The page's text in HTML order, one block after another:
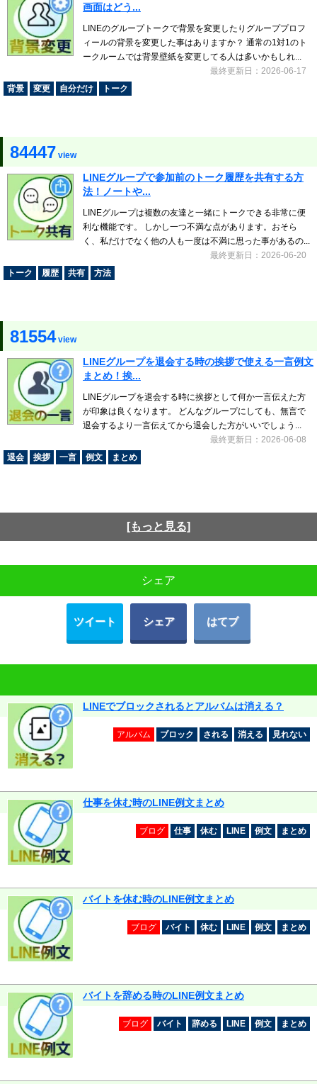
画面はどう...
LINEのグループトークで背景を変更したりグループプロフ
ィールの背景を変更した事はありますか？ 通常の1対1のト
ークルームでは背景壁紙を変更してる人は多いかもしれ...
最終更新日：2026-06-17
背景
変更 自分だけ トーク
84447 view
LINEグループで参加前のトーク履歴を共有する方
法！ノートや...
LINEグループは複数の友達と一緒にトークできる非常に便
利な機能です。 しかし一つ不満な点があります。おそら
く、私だけでなく他の人も一度は不満に思った事があるの...
最終更新日：2026-06-20
トーク
履歴 共有 方法
81554view
LINEグループを退会する時の挨拶で使える一言例文
まとめ！挨...
LINEグループを退会する時に挨拶として何か一言伝えた方
が印象は良くなります。 どんなグループにしても、無言で
退会するより一言伝えてから退会した方がいいでしょう...
最終更新日：2026-06-08
退会
挨拶 一言 例文 まとめ
[もっと見る]
シェア
ツイート シェア はてブ
LINEでブロックされるとアルバムは消える？
アルバム ブロック される 消える 見れない
仕事を休む時のLINE例文まとめ
ブログ 仕事 休む LINE 例文 まとめ
バイトを休む時のLINE例文まとめ
ブログ バイト 休む LINE 例文 まとめ
バイトを辞める時のLINE例文まとめ
ブログ バイト 辞める LINE 例文 まとめ